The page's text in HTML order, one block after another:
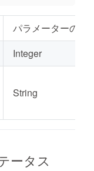
パラメーターの種
Integer
String
ータス